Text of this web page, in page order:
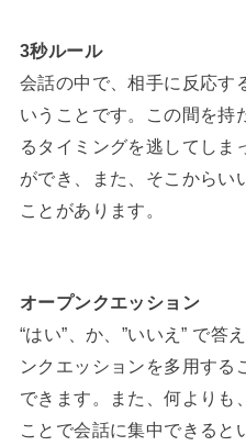
3秒ルール
会話の中で、相手に反応す
いうことです。この間を持
るタイミングを逃してしま
ができ、また、そこからい
ことがあります。
オープンクエッション
“はい”、か、”いいえ” で答
ンクエッションを多用する
できます。また、何よりも
ことで会話に集中できると